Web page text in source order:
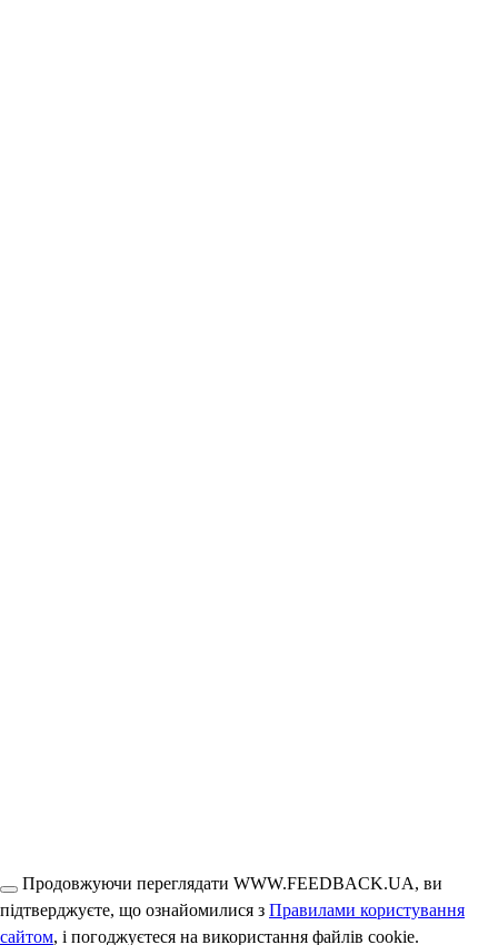
Продовжуючи переглядати WWW.FEEDBACK.UA, ви
підтверджуєте, що ознайомилися з Правилами користування
сайтом, і погоджуєтеся на використання файлів cookie.